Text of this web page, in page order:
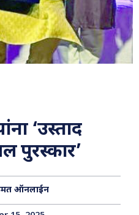
‘उस्ताद
पुरस्कार’
ऑनलाईन